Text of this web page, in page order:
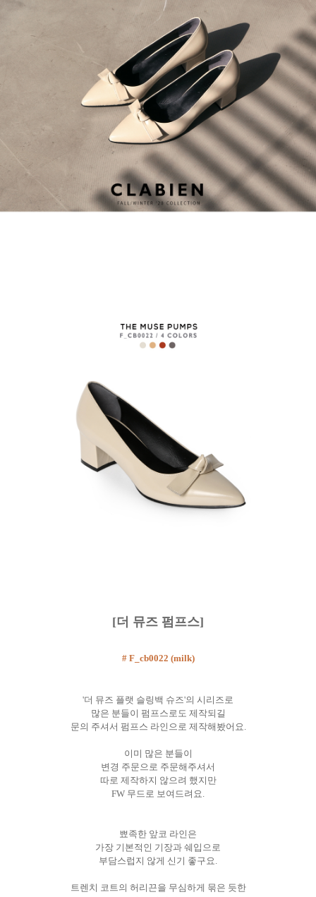
[더 뮤즈 펌프스]
# F_cb0022 (milk)
'더 뮤즈 플랫 슬링백 슈즈'의 시리즈로
많은 분들이 펌프스로도 제작되길
문의 주셔서 펌프스 라인으로 제작해봤어요.
이미 많은 분들이
변경 주문으로 주문해주셔서
따로 제작하지 않으려 했지만
FW 무드로 보여드려요.
뾰족한 앞코 라인은
가장 기본적인 기장과 쉐입으로
부담스럽지 않게 신기 좋구요.
트렌치 코트의 허리끈을 무심하게 묶은 듯한